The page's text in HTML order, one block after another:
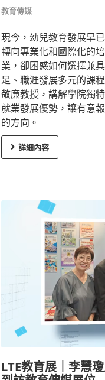
教育傳媒
現今，幼兒教育發展早
轉向專業化和國際化的
業，卻困惑如何選擇兼
足、職涯發展多元的課
敬廉教授，講解學院獨
就業發展優勢，讓有意
的方向。
詳細內容
LTE教育展｜李慧